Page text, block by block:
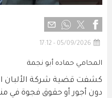
05/09/2026 - 17:12
المحامي حماده أبو نجمة
كشفت قضية شركة الألبان
دون أجور أو حقوق فجوة في